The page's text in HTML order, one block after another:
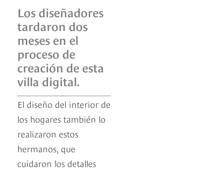
Los diseñadores
tardaron dos
meses en el
proceso de
creación de esta
villa digital.
El diseño del interior de
los hogares también lo
realizaron estos
hermanos, que
cuidaron los detalles